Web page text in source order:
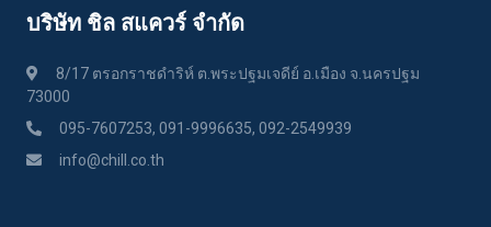
บริษัท ชิล สแควร์ จำกัด
8/17 ตรอกราชดำริห์ ต.พระปฐมเจดีย์ อ.เมือง จ.นครปฐม
73000
095-7607253, 091-9996635, 092-2549939
info@chill.co.th